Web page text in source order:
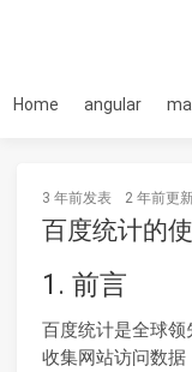
Home angular
3 年前发表 2 年前更
百度统计的
1. 前言
百度统计是全球
收集网站访问数